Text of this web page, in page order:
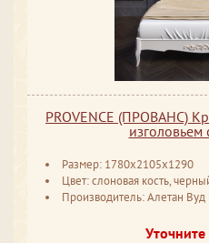
PROVENCE (ПРОВАНС)
изголовьем
Размер: 1780x2105x1290
Цвет: слоновая кость, черный,
Производитель: Алетан